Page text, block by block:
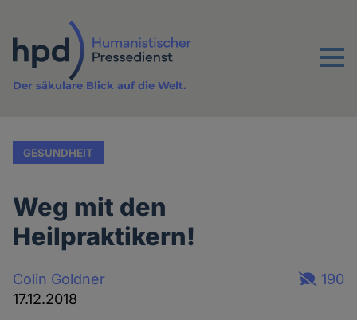
Inhalt
Menu
Der säkulare Blick auf die Welt.
GESUNDHEIT
Weg mit den
Heilpraktikern!
Colin Goldner
17.12.2018
190